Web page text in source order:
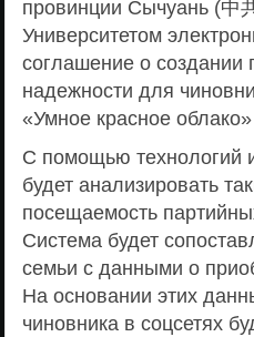
провинции Сычуань (中
Университетом
соглашение о создании
надежности для
«Умное красное
С помощью технологий
будет анализировать
посещаемость
Система будет
семьи с данными о
На основании этих
чиновника в соцсетях